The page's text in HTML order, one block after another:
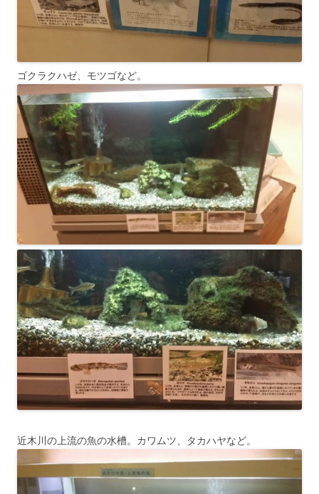
ゴクラクハゼ、モツゴなど。
近木川の上流の魚の水槽。カワムツ、タカハヤなど。